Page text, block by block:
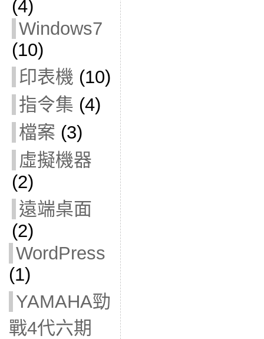
(4)
Windows7
(10)
印表機 (10)
指令集 (4)
檔案 (3)
虛擬機器
(2)
遠端桌面
(2)
WordPress
(1)
YAMAHA勁
戰4代六期